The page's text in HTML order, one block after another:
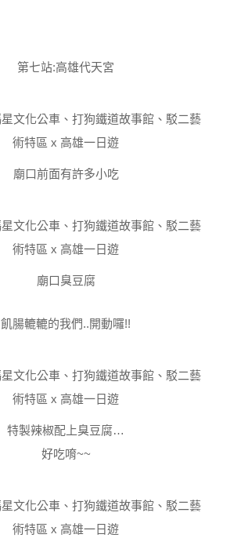
第七站:高雄代天宮
廟口前面有許多小吃
廟口臭豆腐
飢腸轆轆的我們..開動囉!!
特製辣椒配上臭豆腐…
好吃唷~~